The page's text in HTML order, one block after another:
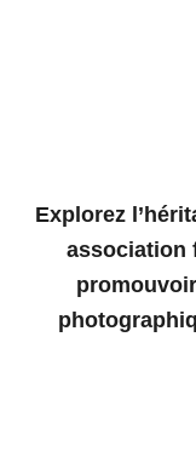
Explorez
association